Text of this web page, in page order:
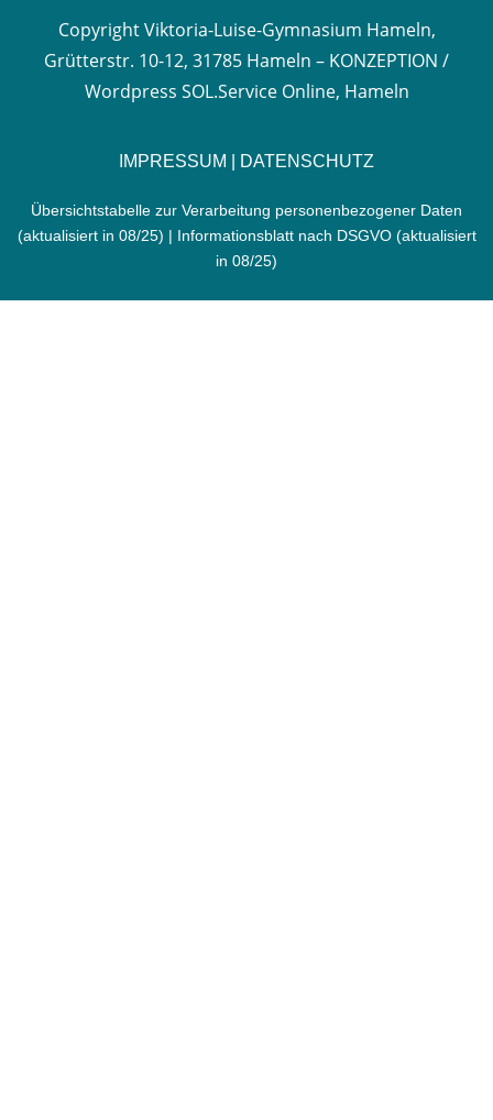
Copyright Viktoria-Luise-Gymnasium Hameln,
Grütterstr. 10-12, 31785 Hameln – KONZEPTION /
Wordpress SOL.Service Online, Hameln
IMPRESSUM DATENSCHUTZ
Übersichtstabelle zur Verarbeitung personenbezogener Daten
(aktualisiert in 08/25) | Informationsblatt nach DSGVO(aktualisiert
in 08/25)